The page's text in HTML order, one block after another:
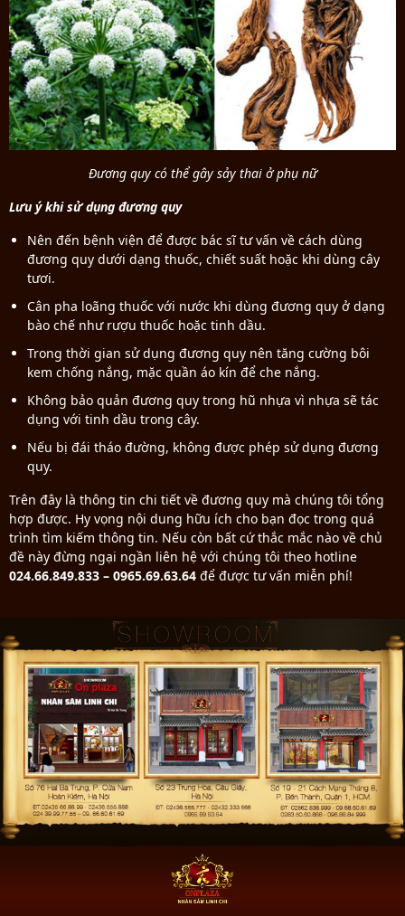
Đương quy có thể gây sảy thai ở phụ nữ
Lưu ý khi sử dụng đương quy
Nên đến bệnh viện để được bác sĩ tư vấn về cách dùng
đương quy dưới dạng thuốc, chiết suất hoặc khi dùng cây
tươi.
Cân pha loãng thuốc với nước khi dùng đương quy ở dạng
bào chế như rượu thuốc hoặc tinh dầu.
Trong thời gian sử dụng đương quy nên tăng cường bôi
kem chống nắng, mặc quần áo kín để che nắng.
Không bảo quản đương quy trong hũ nhựa vì nhựa sẽ tác
dụng với tinh dầu trong cây.
Nếu bị đái tháo đường, không được phép sử dụng đương
quy.
Trên đây là thông tin chi tiết về đương quy mà chúng tôi tổng
hợp được. Hy vọng nội dung hữu ích cho bạn đọc trong quá
trình tìm kiếm thông tin. Nếu còn bất cứ thắc mắc nào về chủ
đề này đừng ngại ngần liên hệ với chúng tôi theo hotline
024.66.849.833 – 0965.69.63.64 để được tư vấn miễn phí!